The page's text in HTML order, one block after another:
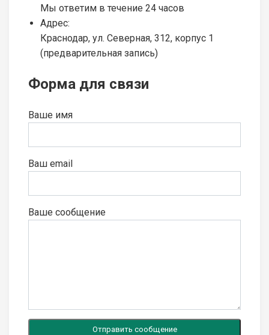
Мы ответим в течение 24 часов
Адрес:
Краснодар, ул. Северная, 312, корпус 1
(предварительная запись)
Форма для связи
Ваше имя
Ваш email
Ваше сообщение
Отправить сообщение